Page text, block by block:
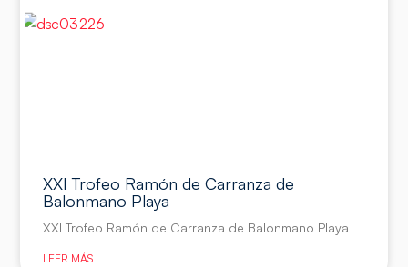
XXI Trofeo Ramón de Carranza de
Balonmano Playa
XXI Trofeo Ramón de Carranza de Balonmano Playa
LEER MÁS